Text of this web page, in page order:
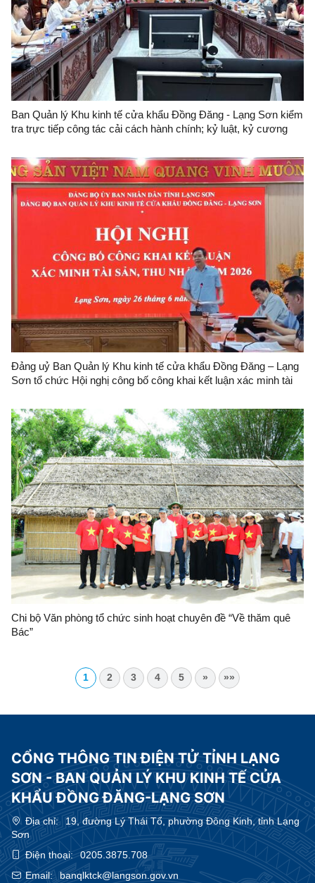
Ban Quản lý Khu kinh tế cửa khẩu Đồng Đăng - Lạng Sơn kiểm
tra trực tiếp công tác cải cách hành chính; kỷ luật, kỷ cương
Đảng uỷ Ban Quản lý Khu kinh tế cửa khẩu Đồng Đăng – Lạng
Sơn tổ chức Hội nghị công bố công khai kết luận xác minh tài
Chi bộ Văn phòng tổ chức sinh hoạt chuyên đề “Về thăm quê
Bác”
1 2 3 4 5 » »»
CỔNG THÔNG TIN ĐIỆN TỬ TỈNH LẠNG
SƠN - BAN QUẢN LÝ KHU KINH TẾ CỬA
KHẨU ĐỒNG ĐĂNG-LẠNG SƠN
Địa chỉ:
19, đường Lý Thái Tổ, phường Đông Kinh, tỉnh Lạng
Sơn
Điện thoại:
0205.3875.708
Email:
banqlktck@langson.gov.vn